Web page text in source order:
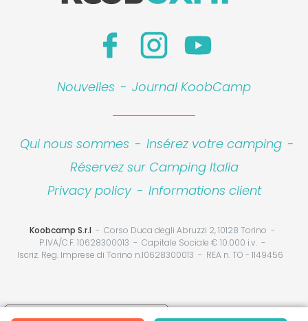
Nouvelles - Journal KoobCamp
Qui nous sommes - Insérez votre camping -
Réservez sur Camping Italia
Privacy policy - Informations client
Koobcamp S.r.l
Corso Duca degli Abruzzi 2, 10128 Torino
P.IVA/C.F. 10628300013
Capitale Sociale € 10.000 i.v.
Iscriz. Reg. Imprese di Torino n.10628300013
REA n. TO - 1149456
Your Privacy Choices